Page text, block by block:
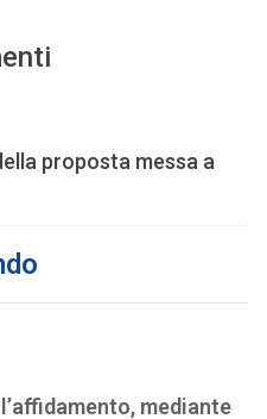
proposta messa a
mediante